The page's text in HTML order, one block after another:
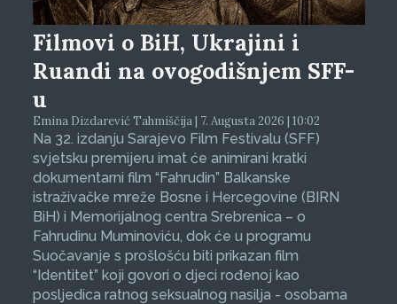
Filmovi o BiH, Ukrajini i
Ruandi na ovogodišnjem SFF-
u
Emina Dizdarević Tahmiščija | 7. Augusta 2026 | 10:02
Na 32. izdanju Sarajevo Film Festivalu (SFF)
svjetsku premijeru imat će animirani kratki
dokumentarni film “Fahrudin” Balkanske
istraživačke mreže Bosne i Hercegovine (BIRN
BiH) i Memorijalnog centra Srebrenica – o
Fahrudinu Muminoviću, dok će u programu
Suočavanje s prošlošću biti prikazan film
“Identitet” koji govori o djeci rođenoj kao
posljedica ratnog seksualnog nasilja - osobama